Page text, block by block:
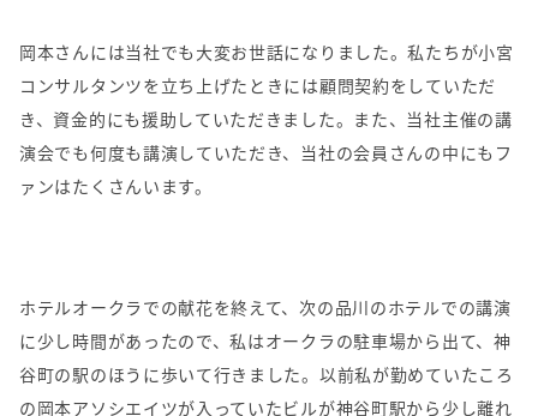
岡本さんには当社でも大変お世話になりました。私たちが小宮
コンサルタンツを立ち上げたときには顧問契約をしていただ
き、資金的にも援助していただきました。また、当社主催の講
演会でも何度も講演していただき、当社の会員さんの中にもフ
ァンはたくさんいます。
ホテルオークラでの献花を終えて、次の品川のホテルでの講演
に少し時間があったので、私はオークラの駐車場から出て、神
谷町の駅のほうに歩いて行きました。以前私が勤めていたころ
の岡本アソシエイツが入っていたビルが神谷町駅から少し離れ